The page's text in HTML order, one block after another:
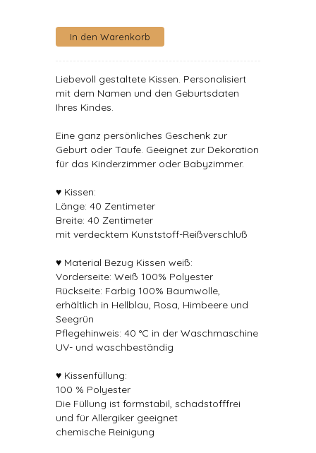
Liebevoll gestaltete Kissen. Personalisiert
mit dem Namen und den Geburtsdaten
Ihres Kindes.
Eine ganz persönliches Geschenk zur
Geburt oder Taufe. Geeignet zur Dekoration
für das Kinderzimmer oder Babyzimmer.
♥ Kissen:
Länge: 40 Zentimeter
Breite: 40 Zentimeter
mit verdecktem Kunststoff-Reißverschluß
♥ Material Bezug Kissen weiß:
Vorderseite: Weiß 100% Polyester
Rückseite: Farbig 100% Baumwolle,
erhältlich in Hellblau, Rosa, Himbeere und
Seegrün
Pflegehinweis: 40 °C in der Waschmaschine
UV- und waschbeständig
♥ Kissenfüllung:
100 % Polyester
Die Füllung ist formstabil, schadstofffrei
und für Allergiker geeignet
chemische Reinigung